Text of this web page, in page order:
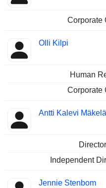
Corporate
Olli Kilpi
Human
Corporate
Antti Kalevi Mäkelä
Independent
Jennie Stenbom